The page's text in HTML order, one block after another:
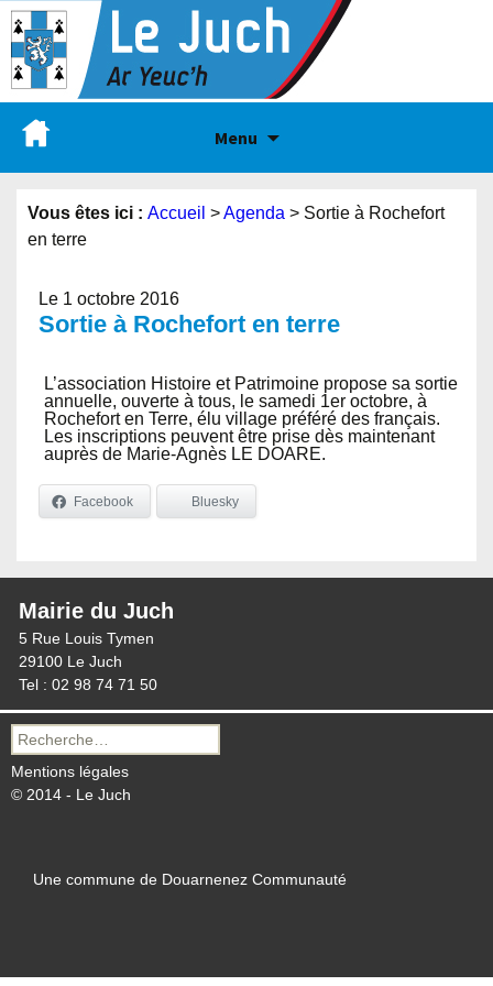
Menu
Vous êtes ici : Accueil >Agenda > Sortie à Rochefort
en terre
Le 1 octobre 2016
Sortie à Rochefort en terre
L’association Histoire et Patrimoine propose sa sortie
annuelle, ouverte à tous, le samedi 1er octobre, à
Rochefort en Terre, élu village préféré des français.
Les inscriptions peuvent être prise dès maintenant
auprès de Marie-Agnès LE DOARE.
Facebook Bluesky
Mairie du Juch
5 Rue Louis Tymen
29100 Le Juch
Tel : 02 98 74 71 50
Recherche
pour :
Mentions légales
© 2014 - Le Juch
Une commune de Douarnenez Communauté